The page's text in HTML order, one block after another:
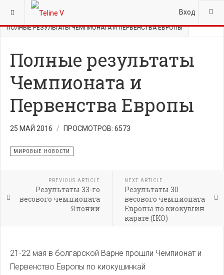
Вход
ВЫ ЗДЕСЬ: ГЛАВНАЯ МИРОВЫЕ НОВОСТИ
ПОЛНЫЕ РЕЗУЛЬТАТЫ ЧЕМПИОНАТА И ПЕРВЕНСТВА ЕВРОПЫ
Полные результаты
Чемпионата и
Первенства Европы
25 МАЙ 2016 ПРОСМОТРОВ: 6573
МИРОВЫЕ НОВОСТИ
PREVIOUS ARTICLE
Результаты 33-го
весового чемпионата
Японии
NEXT ARTICLE
Результаты 30
весового чемпионата
Европы по киокушин
карате (IKO)
21-22 мая в болгарской Варне прошли Чемпионат и
Первенство Европы по киокушинкай